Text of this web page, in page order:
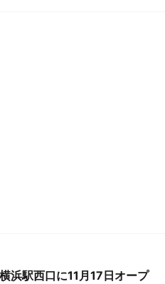
浜駅⻄⼝に11月17日オープ